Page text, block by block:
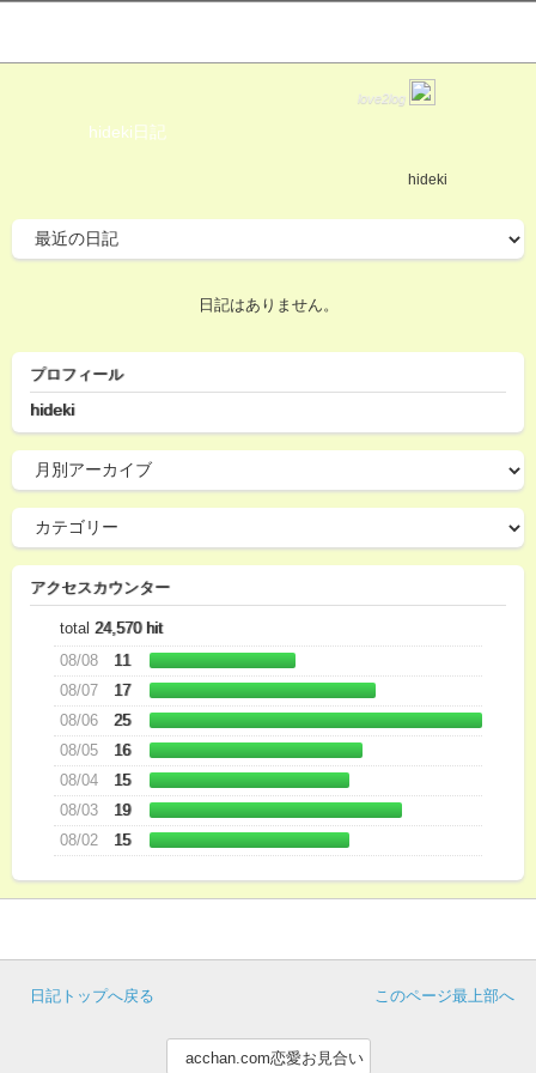
love2log
hideki日記
hideki
日記はありません。
プロフィール
hideki
アクセスカウンター
total 24,570 hit
08/08
11
08/07
17
08/06
25
08/05
16
08/04
15
08/03
19
08/02
15
このページ最上部へ
日記トップへ戻る